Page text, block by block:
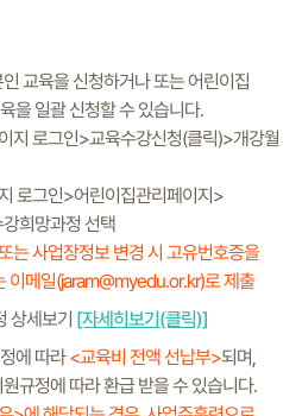
교육을 신청하거나 또는 어린이집
을 일괄 신청할 수 있습니다.
지 로그인>교육수강신청(클릭)>개강월
로그인>어린이집관리페이지>
희망과정 선택
는 사업장정보 변경 시 고유번호증을
메일(jaram@myedu.or.kr)로 제출
상세보기 [자세히보기(클릭)]
에 따라<교육비 전액 선납부>되며,
규정에 따라 환급 받을 수 있습니다.